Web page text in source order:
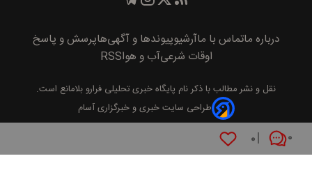
۰ ۰
درباره ماتماس با ماآرشیوپیوند‌ها و آگهی‌هاپرسش و پاسخ
اوقات شرعیآب و هواRSS
نقل و نشر مطالب با ذکر نام پايگاه خبری تحليلی فرارو بلامانع است.
طراحی سایت خبری و خبرگزاری آسام